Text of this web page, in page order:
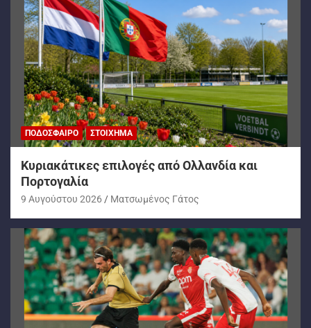
ΠΟΔΌΣΦΑΙΡΟ ΣΤΟΊΧΗΜΑ
Kυριακάτικες επιλογές από Ολλανδία και
Πορτογαλία
9 Αυγούστου 2026 Ματσωμένος Γάτος